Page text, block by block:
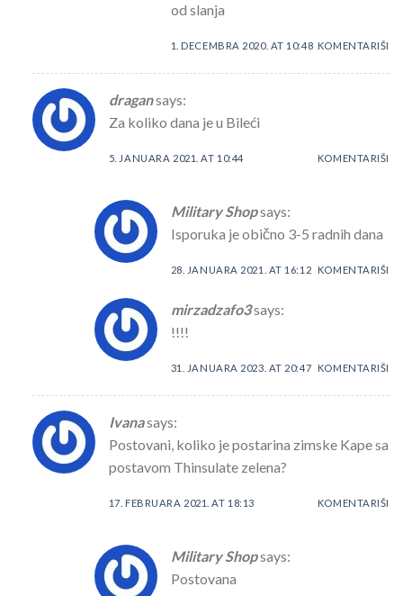
od slanja
1. DECEMBRA 2020. AT 10:48 KOMENTARIŠI
dragansays:
Za koliko dana je u Bileći
5. JANUARA 2021. AT 10:44 KOMENTARIŠI
Military Shopsays:
Isporuka je obično 3-5 radnih dana
28. JANUARA 2021. AT 16:12 KOMENTARIŠI
mirzadzafo3says:
!!!!
31. JANUARA 2023. AT 20:47 KOMENTARIŠI
Ivanasays:
Postovani, koliko je postarina zimske Kape sa
postavom Thinsulate zelena?
17. FEBRUARA 2021. AT 18:13 KOMENTARIŠI
Military Shopsays:
Postovana